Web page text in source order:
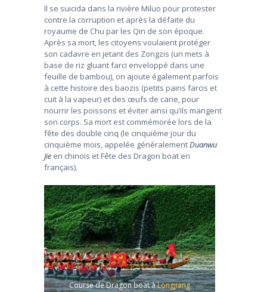
Il se suicida dans la rivière Miluo pour protester
contre la corruption et après la défaite du
royaume de Chu par les Qin de son époque.
Après sa mort, les citoyens voulaient protéger
son cadavre en jetant des Zongzis (un mets à
base de riz gluant farci enveloppé dans une
feuille de bambou), on ajoute également parfois
à cette histoire des baozis (petits pains farcis et
cuit à la vapeur) et des œufs de cane, pour
nourrir les poissons et éviter ainsi qu’ils mangent
son corps. Sa mort est commémorée lors de la
fête des double cinq (le cinquième jour du
cinquième mois, appelée généralementDuanwu
Jie en chinois et Fête des Dragon boat en
français).
Course de Dragon boat àLongjiang